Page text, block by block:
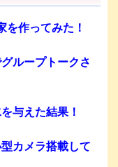
を作ってみた！
ループトークさ
与えた結果！
カメラ搭載して